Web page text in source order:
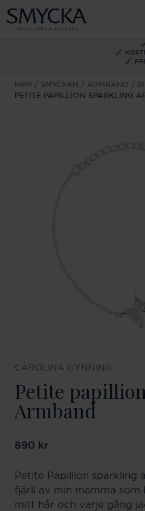
HEM SMYCKEN ARMBAND
PETITE PAPILLION SPARKLING
CAROLINA GYNNING
Petite
Armband
Pris:890 kr
890 kr
Petite Papillion sparkling
fjäril av min mamma som
mitt hår och varje gång